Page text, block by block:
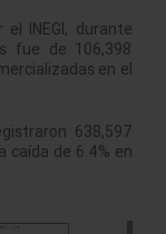
INEGI, durante
fue de 106,398
en el
638,597
caída de 6.4% en